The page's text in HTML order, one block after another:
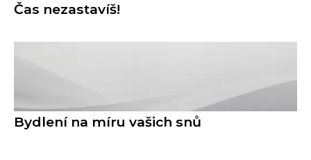
Čas nezastavíš!
Bydlení na míru vašich snů